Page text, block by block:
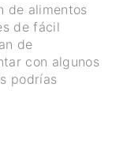
de alimentos
de fácil
de
con algunos
podrías